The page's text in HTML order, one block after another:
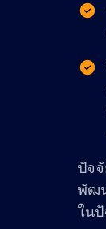
ปัจ
พัฒ
ใน